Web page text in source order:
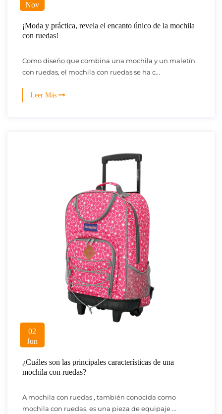
Nov
¡Moda y práctica, revela el encanto único de la mochila
con ruedas!
Como diseño que combina una mochila y un maletín
con ruedas, el mochila con ruedas se ha c...
Leer Más
02
Jun
¿Cuáles son las principales características de una
mochila con ruedas?
A mochila con ruedas , también conocida como
mochila con ruedas, es una pieza de equipaje ...